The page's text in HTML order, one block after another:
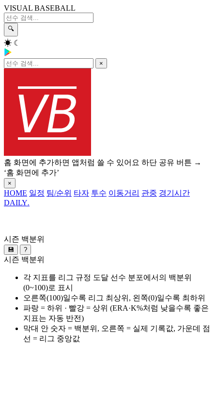
VISUAL BASEBALL
🔍
☀ ☾
×
홈 화면에 추가하면 앱처럼 쓸 수 있어요 하단 공유 버튼 →
‘홈 화면에 추가’
×
HOME 일정 팀/순위 타자 투수 이동거리 관중 경기시간
DAILY.
시즌 백분위
💾 ?
시즌 백분위
각 지표를 리그 규정 도달 선수 분포에서의 백분위
(0~100)로 표시
오른쪽(100)일수록 리그 최상위, 왼쪽(0)일수록 최하위
파랑 = 하위 · 빨강 = 상위 (ERA·K%처럼 낮을수록 좋은
지표는 자동 반전)
막대 안 숫자 = 백분위, 오른쪽 = 실제 기록값, 가운데 점
선 = 리그 중앙값